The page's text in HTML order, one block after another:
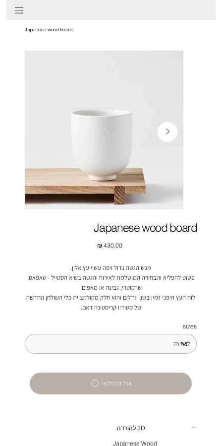
Japanese wood board
Japanese wood board
מחיר
מגש הגשה גדול ויפה עשוי עץ אלון.
פשוט להפליא והבחירה המושלמת לאירוח והגשה בשיא הסטייל - טאפאס,
שרקוטרי, גבינה או מאפים.
לוח העץ היפני זמין בשני גדלים והוא חלק מקולקציית כלי השולחן החדשה
של סטודיו קריסטינה דאם.
sizes
אזל מהמלאי
3D להורדה
Japanese Wood